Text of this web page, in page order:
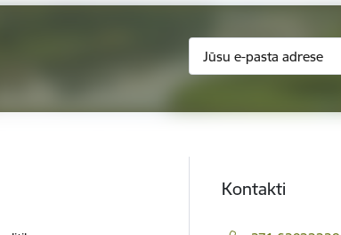
Kontakti